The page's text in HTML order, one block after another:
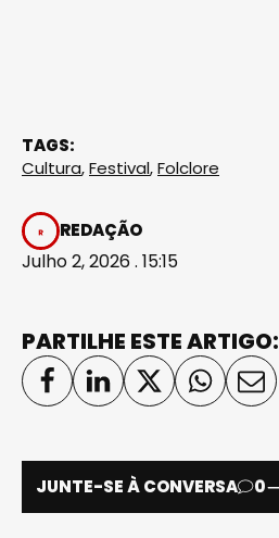
TAGS:
Cultura,Festival,Folclore
REDAÇÃO
Julho 2, 2026 . 15:15
PARTILHE ESTE ARTIGO:
JUNTE-SE À CONVERSA 0